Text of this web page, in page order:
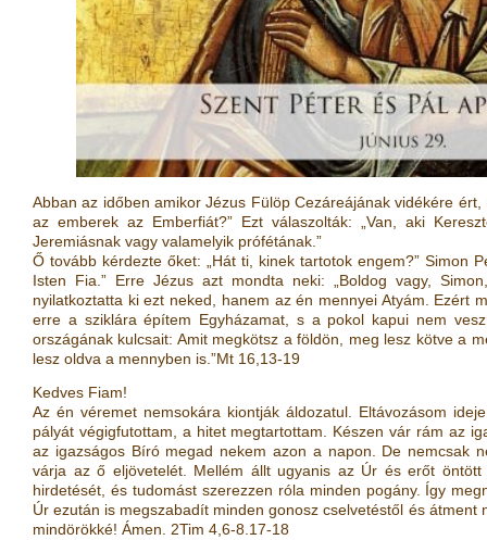
Abban az időben amikor Jézus Fülöp Cezáreájának vidékére
az emberek az Emberfiát?” Ezt válaszolták: „Van, aki
Jeremiásnak vagy valamelyik prófétának.”
Ő tovább kérdezte őket: „Hát ti, kinek tartotok engem?” Simon
Isten Fia.” Erre Jézus azt mondta neki: „Boldog vagy,
nyilatkoztatta ki ezt neked, hanem az én mennyei Atyám. Ezért
erre a sziklára építem Egyházamat, s a pokol kapui nem
országának kulcsait: Amit megkötsz a földön, meg lesz kötve a
lesz oldva a mennyben is.”Mt 16,13-19
Kedves Fiam!
Az én véremet nemsokára kiontják áldozatul. Eltávozásom
pályát végigfutottam, a hitet megtartottam. Készen vár rám az
az igazságos Bíró megad nekem azon a napon. De nemcsak
várja az ő eljövetelét. Mellém állt ugyanis az Úr és erőt
hirdetését, és tudomást szerezzen róla minden pogány. Így
Úr ezután is megszabadít minden gonosz cselvetéstől és átment
mindörökké! Ámen. 2Tim 4,6-8.17-18